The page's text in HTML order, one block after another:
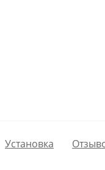
Установка